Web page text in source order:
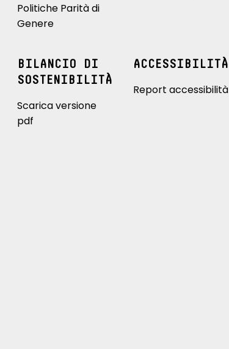
Politiche Parità di
Genere
BILANCIO DI
SOSTENIBILITÀ
Scarica versione
pdf
ACCESSIBILITÀ
Report accessibilità